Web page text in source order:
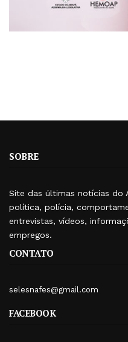
SOBRE
Site das últimas notícias do
política, polícia,
entrevistas, vídeos,
empregos.
CONTATO
selesnafes@gmail.com
FACEBOOK